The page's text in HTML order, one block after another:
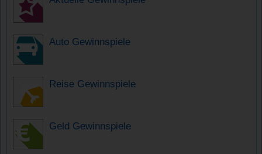
Auto Gewinnspiele
Reise Gewinnspiele
Geld Gewinnspiele